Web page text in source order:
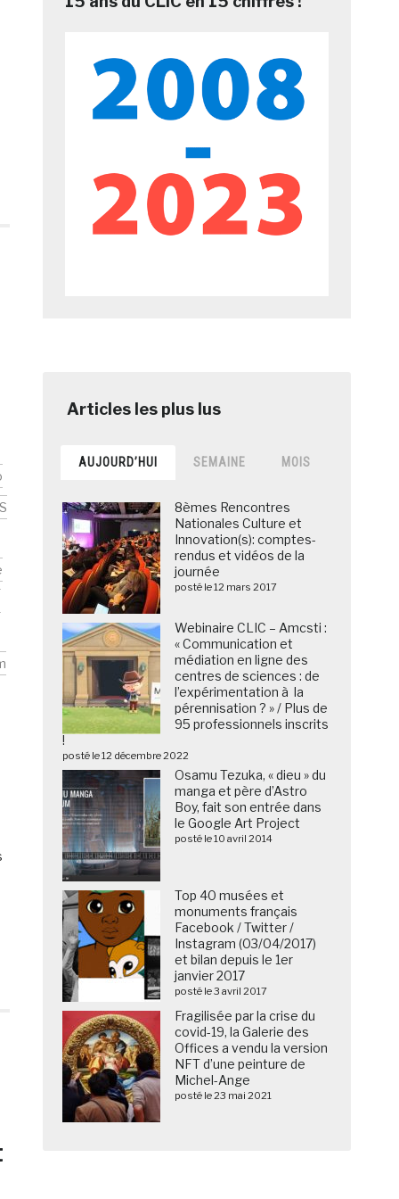
AUJOURD’HUI SEMAINE MOIS
8èmes Rencontres
Nationales Culture et
Innovation(s): comptes-
rendus et vidéos de la
journée
posté le 12 mars 2017
Webinaire CLIC – Amcsti :
« Communication et
médiation en ligne des
centres de sciences : de
l’expérimentation à la
pérennisation ? » / Plus de
95 professionnels inscrits
!
posté le 12 décembre 2022
Osamu Tezuka, « dieu » du
manga et père d’Astro
Boy, fait son entrée dans
le Google Art Project
posté le 10 avril 2014
Top 40 musées et
monuments français
Facebook / Twitter /
Instagram (03/04/2017)
et bilan depuis le 1er
janvier 2017
posté le 3 avril 2017
Fragilisée par la crise du
covid-19, la Galerie des
Offices a vendu la version
NFT d’une peinture de
Michel-Ange
posté le 23 mai 2021